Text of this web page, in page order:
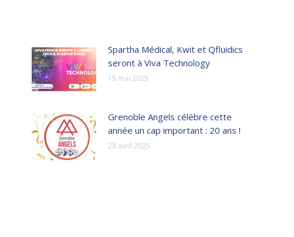
Spartha Médical, Kwit et Qfluidics
seront à Viva Technology
15 mai 2025
Grenoble Angels célèbre cette
année un cap important : 20 ans !
28 avril 2025